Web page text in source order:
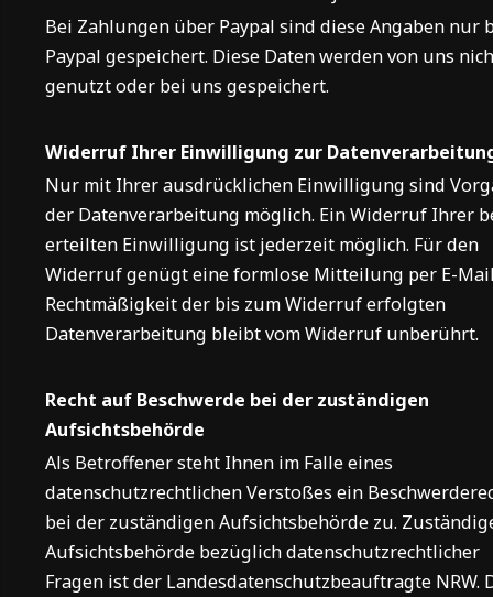
Bei Zahlungen über Paypal sind diese Angaben nur
Paypal gespeichert. Diese Daten werden von uns
genutzt oder bei uns gespeichert.
Widerruf Ihrer Einwilligung zur
Nur mit Ihrer ausdrücklichen Einwilligung sind
der Datenverarbeitung möglich. Ein Widerruf Ihrer
erteilten Einwilligung ist jederzeit möglich. Für den
Widerruf genügt eine formlose Mitteilung per E-
Rechtmäßigkeit der bis zum Widerruf erfolgten
Datenverarbeitung bleibt vom Widerruf unberührt.
Recht auf Beschwerde bei der zuständigen
Aufsichtsbehörde
Als Betroffener steht Ihnen im Falle eines
datenschutzrechtlichen Verstoßes ein
bei der zuständigen Aufsichtsbehörde zu.
Aufsichtsbehörde bezüglich datenschutzrechtlicher
Fragen ist der Landesdatenschutzbeauftragte NRW.